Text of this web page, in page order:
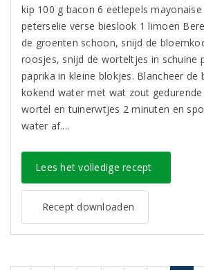
kip 100 g bacon 6 eetlepels
peterselie verse bieslook 1 limoen
de groenten schoon, snijd de
roosjes, snijd de worteltjes in schuine
paprika in kleine blokjes. Blancheer de
kokend water met wat zout
wortel en tuinerwtjes 2 minuten en
water af....
Lees het volledige recept
Recept downloaden